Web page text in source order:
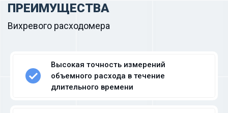
ПРЕИМУЩЕСТВА
Вихревого расходомера
Высокая точность измерений
объемного расхода в течение
длительного времени